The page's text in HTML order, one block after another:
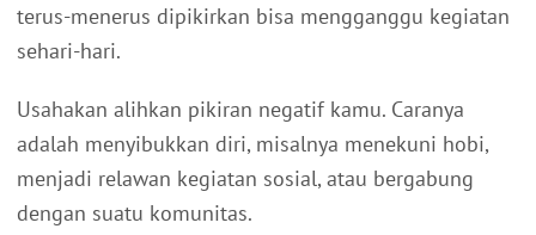
terus-menerus dipikirkan bisa mengganggu kegiatan
sehari-hari.
Usahakan alihkan pikiran negatif kamu. Caranya
adalah menyibukkan diri, misalnya menekuni hobi,
menjadi relawan kegiatan sosial, atau bergabung
dengan suatu komunitas.